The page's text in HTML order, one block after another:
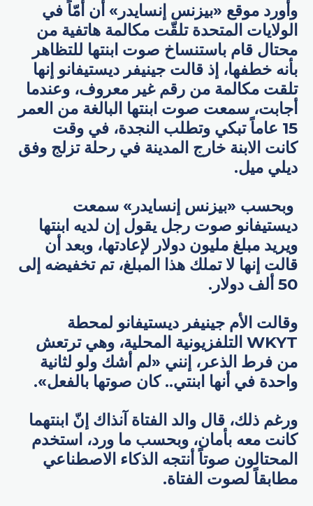
وأورد موقع «بيزنس إنسايدر» أن أمّاً في
الولايات المتحدة تلقّت مكالمة هاتفية من
محتال قام باستنساخ صوت ابنتها للتظاهر
بأنه خطفها، إذ قالت جينيفر ديستيفانو إنها
تلقت مكالمة من رقم غير معروف، وعندما
أجابت، سمعت صوت ابنتها البالغة من العمر
15 عاماً تبكي وتطلب النجدة، في وقت
كانت الابنة خارج المدينة في رحلة تزلج وفق
ديلي ميل.
وبحسب «بيزنس إنسايدر» سمعت
ديستيفانو صوت رجل يقول إن لديه ابنتها
ويريد مبلغ مليون دولار لإعادتها، وبعد أن
قالت إنها لا تملك هذا المبلغ، تم تخفيضه إلى
50 ألف دولار.
وقالت الأم جينيفر ديستيفانو لمحطة
WKYT التلفزيونية المحلية، وهي ترتعش
من فرط الذعر، إنني «لم أشك ولو لثانية
واحدة في أنها ابنتي.. كان صوتها بالفعل».
ورغم ذلك، قال والد الفتاة آنذاك إنّ ابنتهما
كانت معه بأمان، وبحسب ما ورد، استخدم
المحتالون صوتاً أنتجه الذكاء الاصطناعي
مطابقاً لصوت الفتاة.